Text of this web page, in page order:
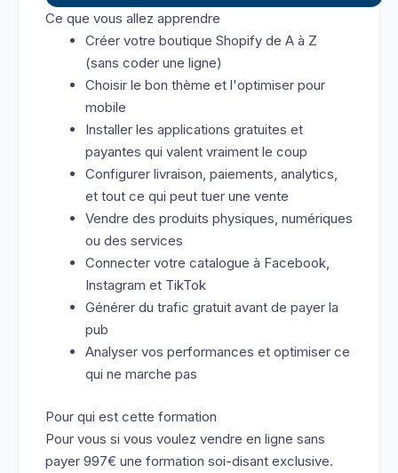
Ce que vous allez apprendre
Créer votre boutique Shopify de A à Z
(sans coder une ligne)
Choisir le bon thème et l'optimiser pour
mobile
Installer les applications gratuites et
payantes qui valent vraiment le coup
Configurer livraison, paiements, analytics,
et tout ce qui peut tuer une vente
Vendre des produits physiques, numériques
ou des services
Connecter votre catalogue à Facebook,
Instagram et TikTok
Générer du trafic gratuit avant de payer la
pub
Analyser vos performances et optimiser ce
qui ne marche pas
Pour qui est cette formation
Pour vous si vous voulez vendre en ligne sans
payer 997€ une formation soi-disant exclusive.